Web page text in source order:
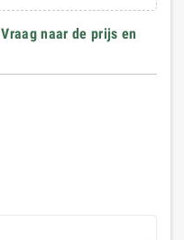
Vraag naar de prijs en